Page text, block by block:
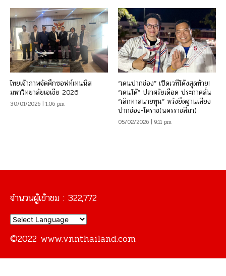
ไทยเจ้าภาพจัดศึกซอฟท์เทนนิส
มหาวิทยาลัยเอเชีย 2026
30/01/2026 | 1:06 pm
“เคนปากช่อง” เปิดเวทีโค้งสุดท้าย!
“เคนโด้” ปราศรัยเดือด ประกาศลั่น
“เลิกทาสนายทุน” หวังยึดฐานเสียง
ปากช่อง-โคราช(นครราชสีมา)
05/02/2026 | 9:11 pm
จำนวนผู้เข้าชม : 322,772
©2022 www.vnnthailand.com